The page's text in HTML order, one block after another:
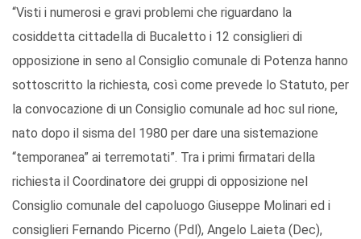
“Visti i numerosi e gravi problemi che riguardano la
cosiddetta cittadella di Bucaletto i 12 consiglieri di
opposizione in seno al Consiglio comunale di Potenza hanno
sottoscritto la richiesta, così come prevede lo Statuto, per
la convocazione di un Consiglio comunale ad hoc sul rione,
nato dopo il sisma del 1980 per dare una sistemazione
“temporanea” ai terremotati”. Tra i primi firmatari della
richiesta il Coordinatore dei gruppi di opposizione nel
Consiglio comunale del capoluogo Giuseppe Molinari ed i
consiglieri Fernando Picerno (Pdl), Angelo Laieta (Dec),